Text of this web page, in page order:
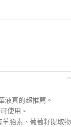
液真的超推薦。
使用。
胎素、葡萄籽提取物